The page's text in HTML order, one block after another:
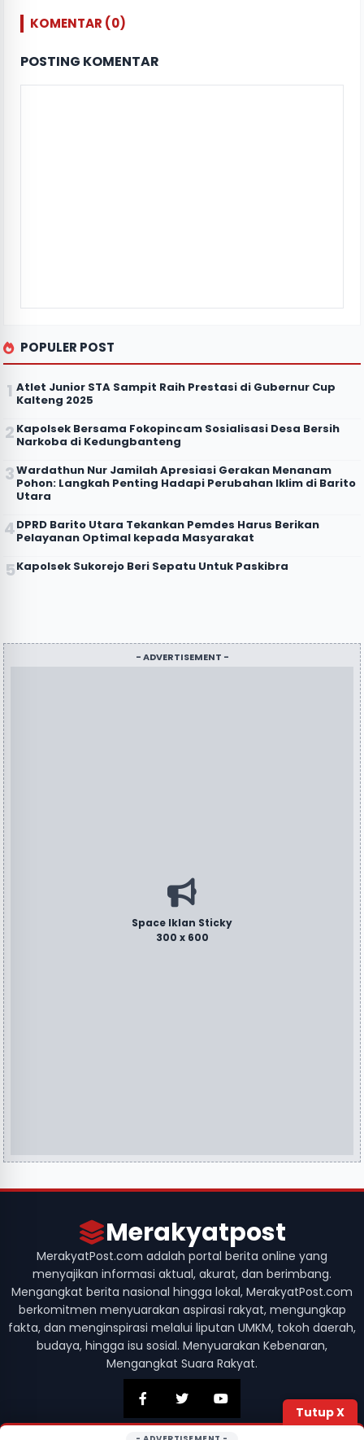
KOMENTAR (0)
POSTING KOMENTAR
POPULER POST
Atlet Junior STA Sampit Raih Prestasi di Gubernur Cup
Kalteng 2025
Kapolsek Bersama Fokopincam Sosialisasi Desa Bersih
Narkoba di Kedungbanteng
Wardathun Nur Jamilah Apresiasi Gerakan Menanam
Pohon: Langkah Penting Hadapi Perubahan Iklim di Barito
Utara
DPRD Barito Utara Tekankan Pemdes Harus Berikan
Pelayanan Optimal kepada Masyarakat
Kapolsek Sukorejo Beri Sepatu Untuk Paskibra
- ADVERTISEMENT -
Space Iklan Sticky
300 x 600
Tutup X
Merakyatpost
MerakyatPost.com adalah portal berita online yang
menyajikan informasi aktual, akurat, dan berimbang.
Mengangkat berita nasional hingga lokal, MerakyatPost.com
berkomitmen menyuarakan aspirasi rakyat, mengungkap
fakta, dan menginspirasi melalui liputan UMKM, tokoh daerah,
budaya, hingga isu sosial. Menyuarakan Kebenaran,
Mengangkat Suara Rakyat.